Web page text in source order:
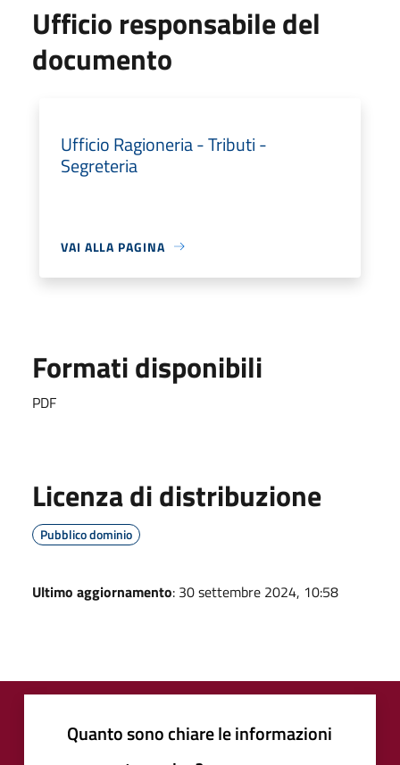
Ufficio responsabile del
documento
Ufficio Ragioneria - Tributi -
Segreteria
VAI ALLA PAGINA
Formati disponibili
PDF
Licenza di distribuzione
Pubblico dominio
Ultimo aggiornamento: 30 settembre 2024, 10:58
Quanto sono chiare le informazioni